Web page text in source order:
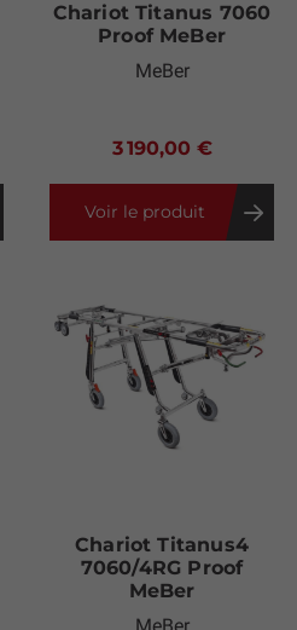
Chariot Titanus 7060
Proof MeBer
MeBer
3 190,00 €
Voir le produit
Chariot Titanus4
7060/4RG Proof
MeBer